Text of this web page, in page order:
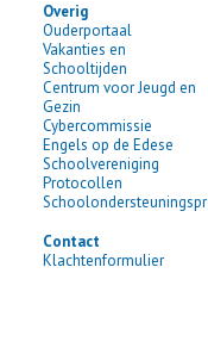
Overig
Ouderportaal
Vakanties en
Schooltijden
Centrum voor Jeugd en
Gezin
Cybercommissie
Engels op de Edese
Schoolvereniging
Protocollen
Contact
Klachtenformulier